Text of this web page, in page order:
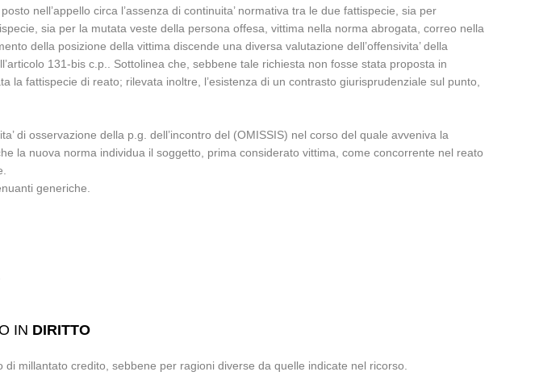
nell’appello circa l’assenza di continuita’ normativa tra le due fattispecie, sia per
sia per la mutata veste della persona offesa, vittima nella norma abrogata, correo nella
della posizione della vittima discende una diversa valutazione dell’offensivita’ della
131-bis c.p.. Sottolinea che, sebbene tale richiesta non fosse stata proposta in
fattispecie di reato; rilevata inoltre, l’esistenza di un contrasto giurisprudenziale sul punto,
di osservazione della p.g. dell’incontro del (OMISSIS) nel corso del quale avveniva la
la nuova norma individua il soggetto, prima considerato vittima, come concorrente nel reato
generiche.
IN DIRITTO
millantato credito, sebbene per ragioni diverse da quelle indicate nel ricorso.